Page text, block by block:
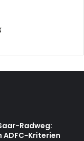
Radweg:
ADFC-Kriterien